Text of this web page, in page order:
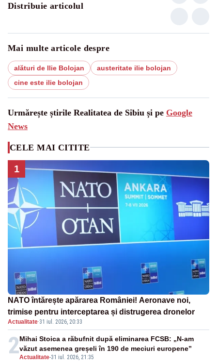
Distribuie articolul
Mai multe articole despre
alături de Ilie Bolojan
austeritate ilie bolojan
cine este ilie bolojan
Urmărește știrile Realitatea de Sibiu și pe Google
News
CELE MAI CITITE
1
NATO întărește apărarea României! Aeronave noi,
trimise pentru interceptarea și distrugerea dronelor
Actualitate·31 iul. 2026, 20:33
2Actualitate-31 iul. 2026, 21:35
Mihai Stoica a răbufnit după eliminarea FCSB: „N-am
văzut asemenea greșeli în 190 de meciuri europene”